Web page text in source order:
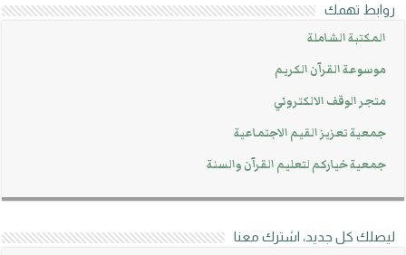
روابط تهمك
المكتبة الشاملة
موسوعة القرآن الكريم
متجر الوقف الالكتروني
جمعية تعزيز القيم الاجتماعية
جمعية خياركم لتعليم القرآن والسنة
ليصلك كل جديد، اشترك معنا